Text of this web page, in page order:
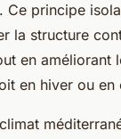
Ce principe
la structure
en améliorant
en hiver ou en